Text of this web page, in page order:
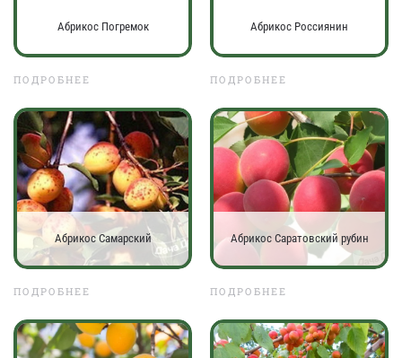
Абрикос Погремок
ПОДРОБНЕЕ
Абрикос Россиянин
ПОДРОБНЕЕ
Абрикос Самарский
ПОДРОБНЕЕ
Абрикос Саратовский рубин
ПОДРОБНЕЕ